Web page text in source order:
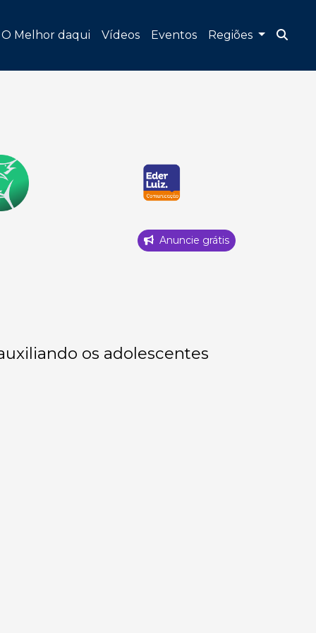
O Melhor daqui Vídeos Eventos Regiões
Anuncie grátis
os adolescentes